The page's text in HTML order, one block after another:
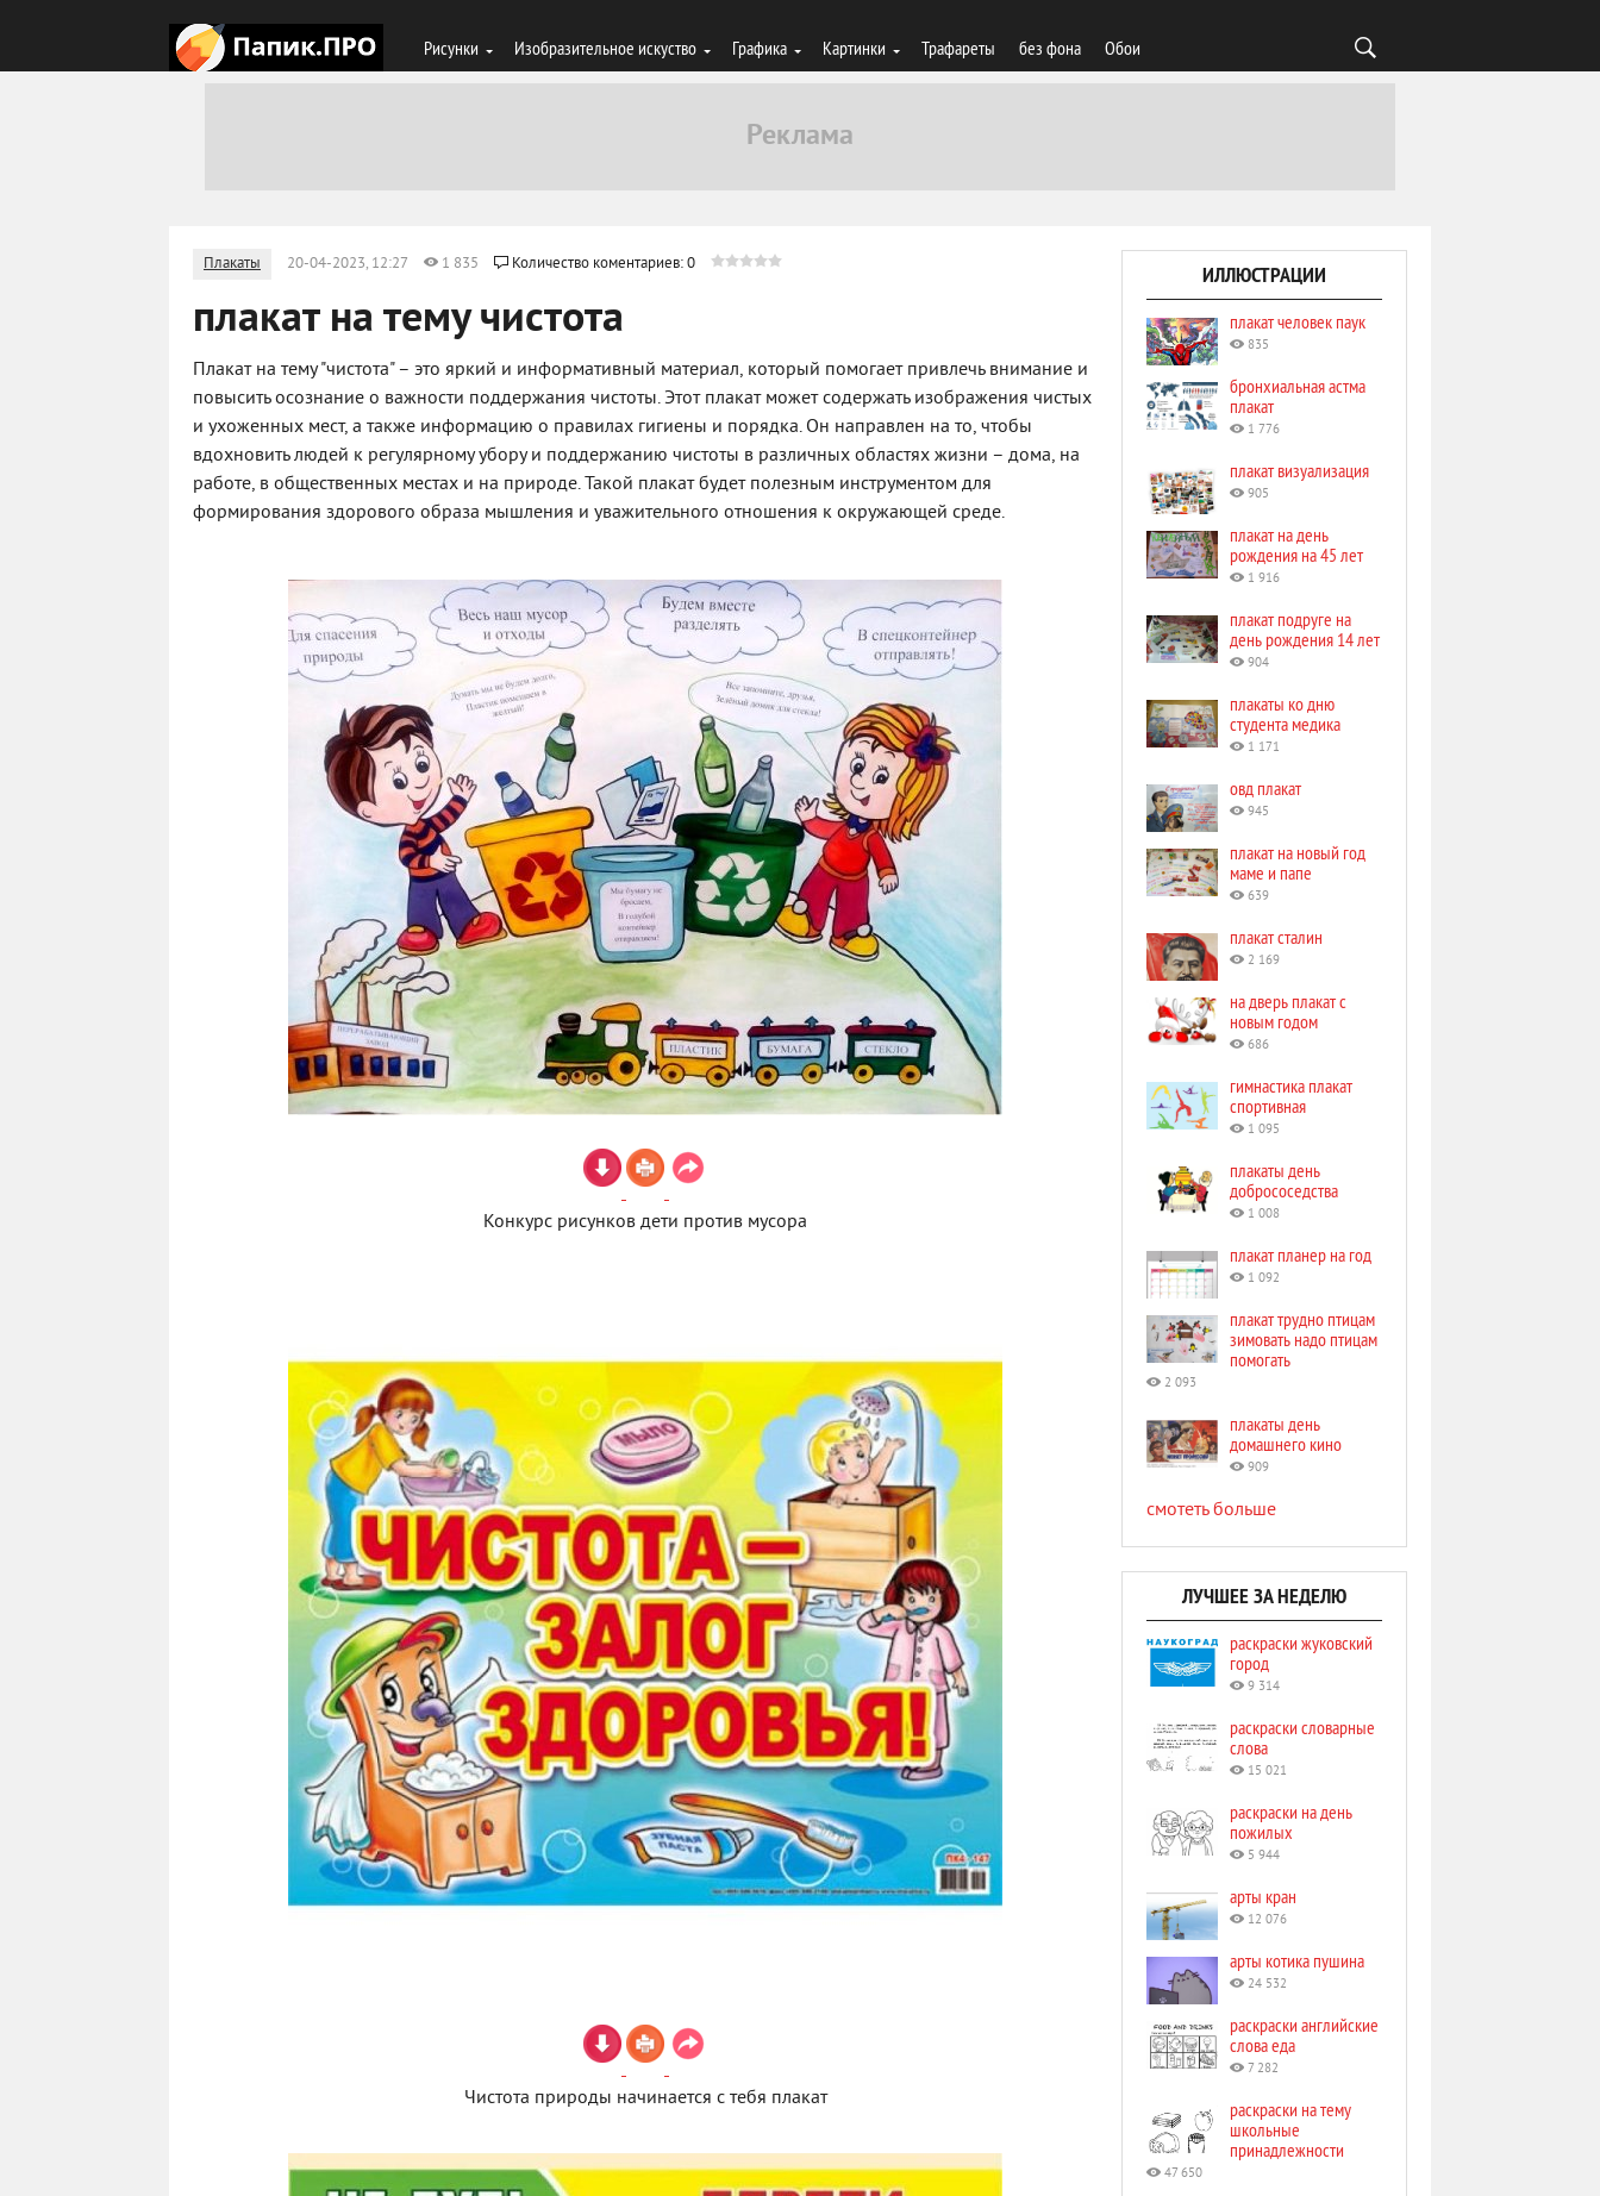
Рисунки Изобразительное искуство Графика Картинки Трафареты без фона Обои
Плакаты 20-04-2023, 12:27 1 835 Количество коментариев: 0
плакат на тему чистота
Плакат на тему "чистота" – это яркий и информативный материал, который помогает привлечь внимание и
повысить осознание о важности поддержания чистоты. Этот плакат может содержать изображения чистых
и ухоженных мест, а также информацию о правилах гигиены и порядка. Он направлен на то, чтобы
вдохновить людей к регулярному убору и поддержанию чистоты в различных областях жизни – дома, на
работе, в общественных местах и на природе. Такой плакат будет полезным инструментом для
формирования здорового образа мышления и уважительного отношения к окружающей среде.
Конкурс рисунков дети против мусора
Чистота природы начинается с тебя плакат
ИЛЛЮСТРАЦИИ
плакат человек паук
835
бронхиальная астма
плакат
1 776
плакат визуализация
905
плакат на день
рождения на 45 лет
1 916
плакат подруге на
день рождения 14 лет
904
плакаты ко дню
студента медика
1 171
овд плакат
945
плакат на новый год
маме и папе
639
плакат сталин
2 169
на дверь плакат с
новым годом
686
гимнастика плакат
спортивная
1 095
плакаты день
добрососедства
1 008
плакат планер на год
1 092
плакат трудно птицам
зимовать надо птицам
помогать
2 093
плакаты день
домашнего кино
909
смотеть больше
ЛУЧШЕЕ ЗА НЕДЕЛЮ
раскраски жуковский
город
9 314
раскраски словарные
слова
15 021
раскраски на день
пожилых
5 944
арты кран
12 076
арты котика пушина
24 532
раскраски английские
слова еда
7 282
раскраски на тему
школьные
принадлежности
47 650